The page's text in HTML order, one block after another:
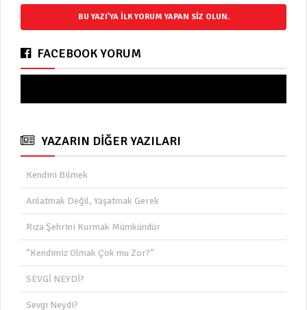
BU YAZI'YA ILK YORUM YAPAN SIZ OLUN.
FACEBOOK YORUM
YAZARIN DİĞER YAZILARI
Kendini Bilmek
Anlatmak Değil, Yaşatmak Gerek
Rıza Şehrini Kurmak Mümkündür
“Kendimiz Olmak Çok mu Zor?”
SEVGİ NEYDİ?
Sevgi Neydi?